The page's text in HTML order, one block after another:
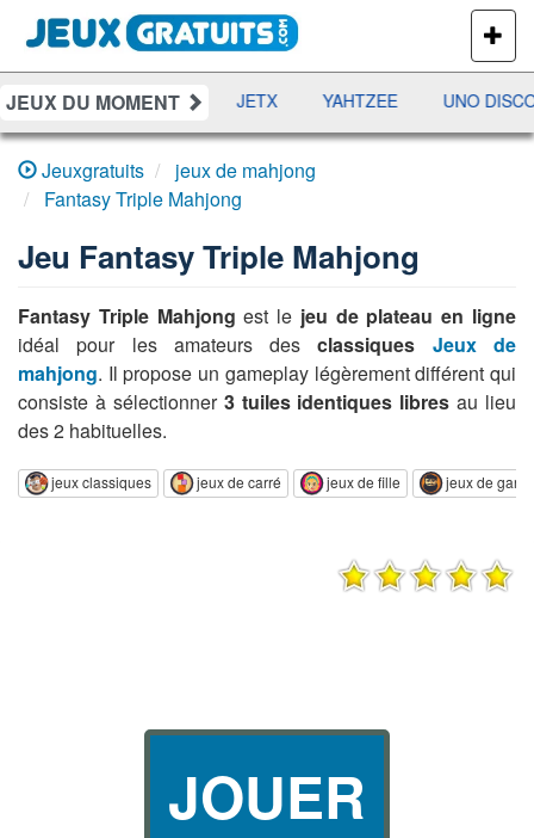
PLUS
DE
JEUX
JEUX DU MOMENT
DAMES RAMI JETX YAHTZEE UNO DISCO
Jeuxgratuits
jeux de mahjong
Fantasy Triple Mahjong
Jeu Fantasy Triple Mahjong
Fantasy Triple Mahjong est le jeu de plateau en ligne
idéal pour les amateurs desclassiques Jeux de
mahjong. Il propose un gameplay légèrement différent qui
consiste à sélectionner 3 tuiles identiques libres au lieu
des 2 habituelles.
jeux classiques jeux de carré jeux de fille jeux de
JOUER